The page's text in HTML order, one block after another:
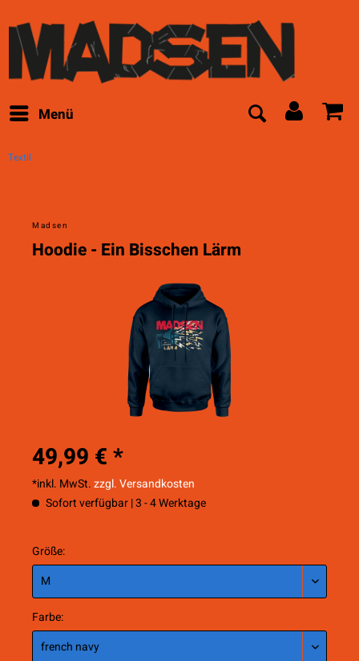
Menü
Textil
Madsen
Hoodie - Ein Bisschen Lärm
49,99 € *
*inkl. MwSt.zzgl. Versandkosten
Sofort verfügbar | 3 - 4 Werktage
Größe:
Farbe: